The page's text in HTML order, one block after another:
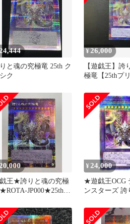
24,444
と魂の究極竜 25th ク
ク
¥ 26,000
【遊戯王】誇
極竜【25thプ
20,000
王★誇りと魂の究極
JP000★25thシ
¥ 24,000
★遊戯王OCG
ンスターズ 誇
レカ 中古